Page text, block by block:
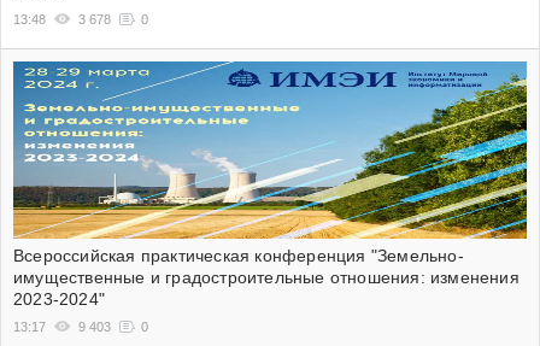
13:48 3 678 0
Всероссийская практическая конференция "Земельно-
имущественные и градостроительные отношения: изменения
2023-2024"
13:17 9 403 0